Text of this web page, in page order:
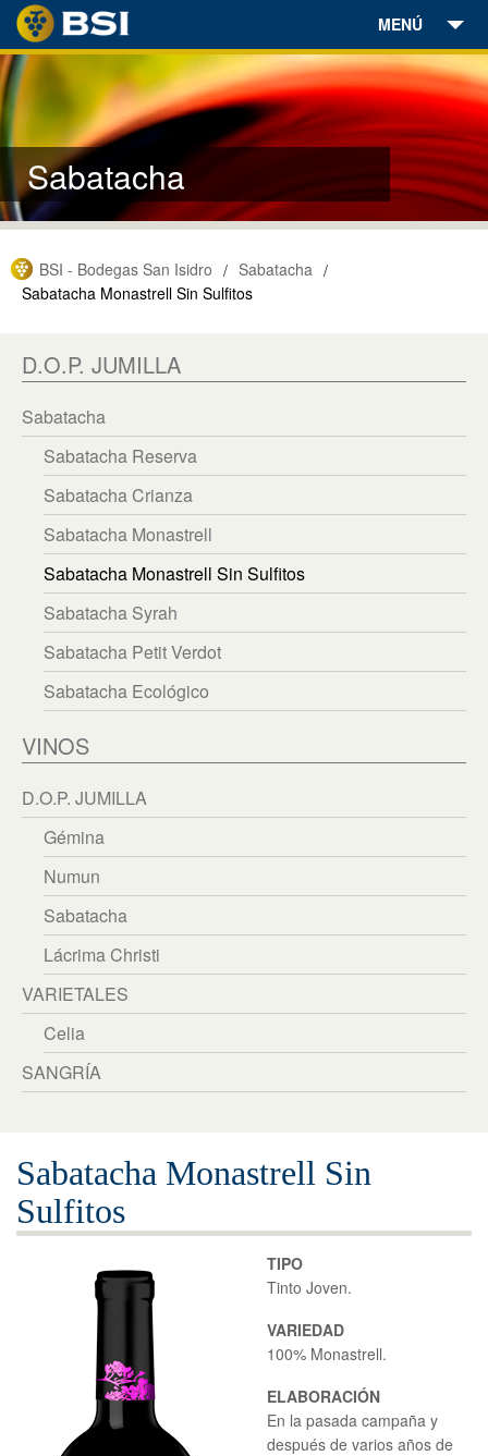
MENÚ
Bodegas
Vinos
Aceites
Enoturismo
Encuéntranos
Contacto
Tienda Online
繁體中文
English
Sabatacha
BSI - Bodegas San Isidro / Sabatacha /
Sabatacha Monastrell Sin Sulfitos
D.O.P. JUMILLA
Sabatacha
Sabatacha Reserva
Sabatacha Crianza
Sabatacha Monastrell
Sabatacha Monastrell Sin Sulfitos
Sabatacha Syrah
Sabatacha Petit Verdot
Sabatacha Ecológico
VINOS
D.O.P. JUMILLA
Gémina
Numun
Sabatacha
Lácrima Christi
VARIETALES
Celia
SANGRÍA
Sabatacha Monastrell Sin
Sulfitos
TIPO
Tinto Joven.
VARIEDAD
100% Monastrell.
ELABORACIÓN
En la pasada campaña y
después de varios años de